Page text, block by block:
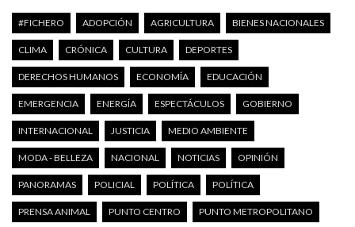
#FICHERO ADOPCIÓN AGRICULTURA BIENES NACIONALES
CLIMA CRÓNICA CULTURA DEPORTES
DERECHOS HUMANOS ECONOMÍA EDUCACIÓN
EMERGENCIA ENERGÍA ESPECTÁCULOS GOBIERNO
INTERNACIONAL JUSTICIA MEDIO AMBIENTE
MODA - BELLEZA NACIONAL NOTICIAS OPINIÓN
PANORAMAS POLICIAL POLÍTICA POLÍTICA
PRENSA ANIMAL PUNTO CENTRO PUNTO METROPOLITANO